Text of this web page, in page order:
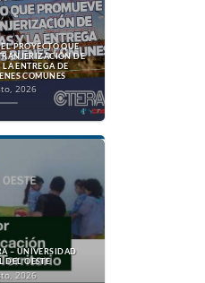
PROYECTO QUE
DE
LA ENTREGA DE
COMUNES
2026
– UNIVERSIDAD
DEL OESTE
2026